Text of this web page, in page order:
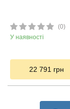
(0)
У наявності
22 791 грн